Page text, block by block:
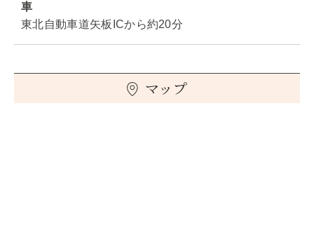
車
東北自動車道矢板ICから約20分
マップ